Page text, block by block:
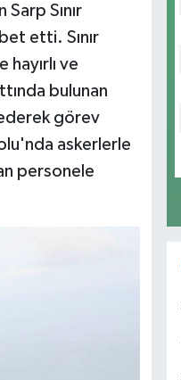
Sınır
etti. Sınır
ve
bulunan
görev
askerlerle
personele